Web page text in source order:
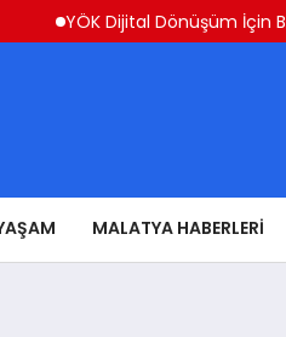
YÖK Dijital Dönüşüm İçin
MALATYA HABERLERI